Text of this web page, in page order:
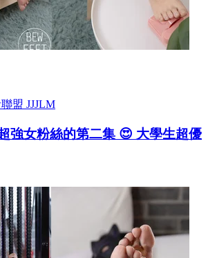
盟 JJJLM
強女粉絲的第二集 😍 大學生超優